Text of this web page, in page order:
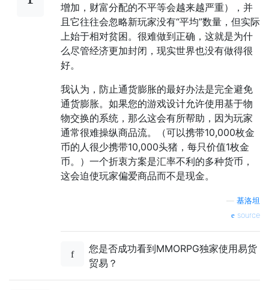
增加，财富分配的不平等会越来越严重），并
且它往往会忽略新玩家没有“平均”数量，但实际
上始于相对贫困。很难做到正确，这就是为什
么尽管经济更加封闭，现实世界也没有做得很
好。
我认为，防止通货膨胀的最好办法是完全避免
通货膨胀。如果您的游戏设计允许使用基于物
物交换的系统，那么这会有所帮助，因为玩家
通常很难操纵商品流。（可以携带10,000枚金
币的人很少携带10,000头猪，每只价值1枚金
币。）一个折衷方案是汇率不利的多种货币，
这会迫使玩家偏爱商品而不是现金。
基洛坦
source
您是否成功看到MMORPG独家使用易货
贸易？